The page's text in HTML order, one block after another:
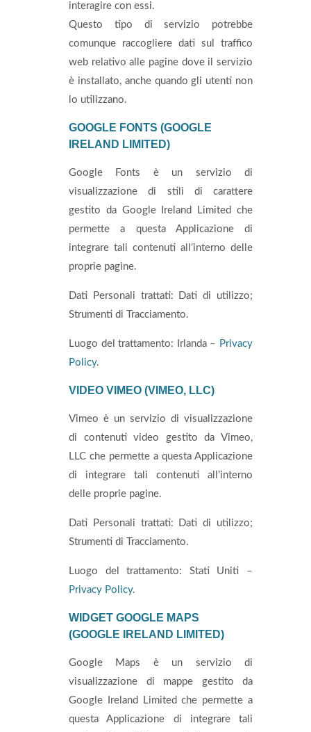
interagire con essi.
Questo tipo di servizio potrebbe
comunque raccogliere dati sul traffico
web relativo alle pagine dove il servizio
è installato, anche quando gli utenti non
lo utilizzano.
GOOGLE FONTS (GOOGLE
IRELAND LIMITED)
Google Fonts è un servizio di
visualizzazione di stili di carattere
gestito da Google Ireland Limited che
permette a questa Applicazione di
integrare tali contenuti all’interno delle
proprie pagine.
Dati Personali trattati: Dati di utilizzo;
Strumenti di Tracciamento.
Luogo del trattamento: Irlanda – Privacy
Policy.
VIDEO VIMEO (VIMEO, LLC)
Vimeo è un servizio di visualizzazione
di contenuti video gestito da Vimeo,
LLC che permette a questa Applicazione
di integrare tali contenuti all’interno
delle proprie pagine.
Dati Personali trattati: Dati di utilizzo;
Strumenti di Tracciamento.
Luogo del trattamento: Stati Uniti –
Privacy Policy.
WIDGET GOOGLE MAPS
(GOOGLE IRELAND LIMITED)
Google Maps è un servizio di
visualizzazione di mappe gestito da
Google Ireland Limited che permette a
questa Applicazione di integrare tali